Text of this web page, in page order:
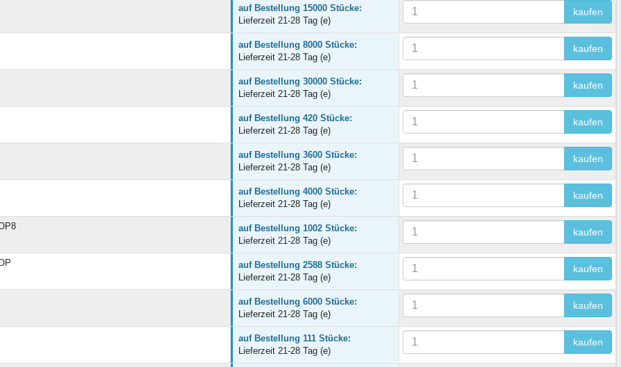
auf Bestellung 15000 Stücke:
Lieferzeit 21-28 Tag (e)
kaufen
auf Bestellung 8000 Stücke:
Lieferzeit 21-28 Tag (e)
kaufen
auf Bestellung 30000 Stücke:
Lieferzeit 21-28 Tag (e)
kaufen
auf Bestellung 420 Stücke:
Lieferzeit 21-28 Tag (e)
kaufen
auf Bestellung 3600 Stücke:
Lieferzeit 21-28 Tag (e)
kaufen
auf Bestellung 4000 Stücke:
Lieferzeit 21-28 Tag (e)
kaufen
auf Bestellung 1002 Stücke:
Lieferzeit 21-28 Tag (e)
kaufen
auf Bestellung 2588 Stücke:
Lieferzeit 21-28 Tag (e)
kaufen
auf Bestellung 6000 Stücke:
Lieferzeit 21-28 Tag (e)
kaufen
auf Bestellung 111 Stücke:
Lieferzeit 21-28 Tag (e)
kaufen